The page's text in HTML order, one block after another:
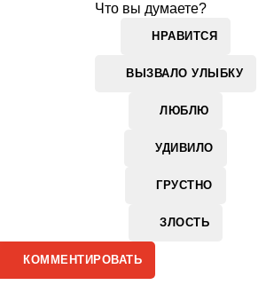
Что вы думаете?
НРАВИТСЯ
ВЫЗВАЛО УЛЫБКУ
ЛЮБЛЮ
УДИВИЛО
ГРУСТНО
ЗЛОСТЬ
КОММЕНТИРОВАТЬ